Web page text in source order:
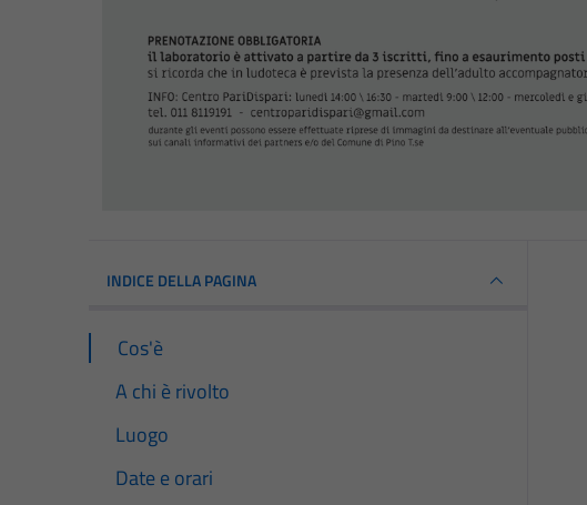
INDICE DELLA PAGINA
Cos'è
A chi è rivolto
Luogo
Date e orari